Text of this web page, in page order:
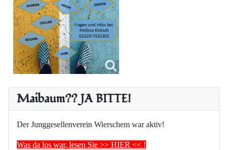
Maibaum?? JA BITTE!
Der Junggesellenverein Wierschem war aktiv!
Was da los war, lesen Sie >> HIER << !